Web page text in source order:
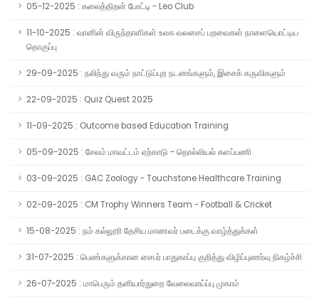
05-12-2025 : கலைத்திறன் போட்டி - Leo Club
11-10-2025 : வானின் விருந்தாளிகள் உலக வலசைப் பறவைகள் நாளையொட்டிய
தொகுப்பு
29-09-2025 : நலிந்து வரும் நாட்டுப்புற நடனங்களும், இசைக் கருவிகளும்
22-09-2025 : Quiz Quest 2025
11-09-2025 : Outcome based Education Training
05-09-2025 : சேலம் மாவட்டம் ஏற்காடு - தொல்லியல் களப்பணி
03-09-2025 : GAC Zoology - Touchstone Healthcare Training
02-09-2025 : CM Trophy Winners Team - Football & Cricket
15-08-2025 : நம் கல்லூரி தேசிய மாணவர் படைக்கு வாழ்த்துக்கள்
31-07-2025 : பெண்களுக்கான சைபர் பாதுகாப்பு குறித்து விழிப்புணர்வு நிகழ்ச்சி
26-07-2025 : மாபெரும் தனியார்துறை வேலைவாய்ப்பு முகாம்